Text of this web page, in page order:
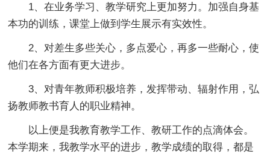
1、在业务学习、教学研究上更加努力。加强自身基
本功的训练，课堂上做到学生展示有实效性。
2、对差生多些关心，多点爱心，再多一些耐心，使
他们在各方面有更大进步。
3、对青年教师积极培养，发挥带动、辐射作用，弘
扬教师教书育人的职业精神。
以上便是我教育教学工作、教研工作的点滴体会。
本学期来，我教学水平的进步，教学成绩的取得，都是